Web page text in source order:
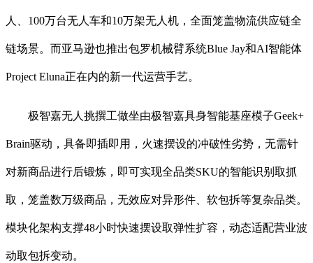
人、100万台无人车和10万架无人机，全面笼盖物流供应链全
链场景。而亚马逊也推出包罗机械臂系统Blue Jay和AI智能体
Project Eluna正在内的新一代运营手艺。
极智嘉无人挑撰工做坐由极智嘉具身智能基座模子Geek+
Brain驱动，具备即插即用，火速摆设的冲破性劣势，无需针
对新商品进行后锻炼，即可实现全品类SKU的智能识别取抓
取，笼盖数万级商品，无效应对异形件、软包拆等复杂品类。
模块化架构支撑48小时快速摆设取弹性扩容，动态适配营业波
动取包拆变动。